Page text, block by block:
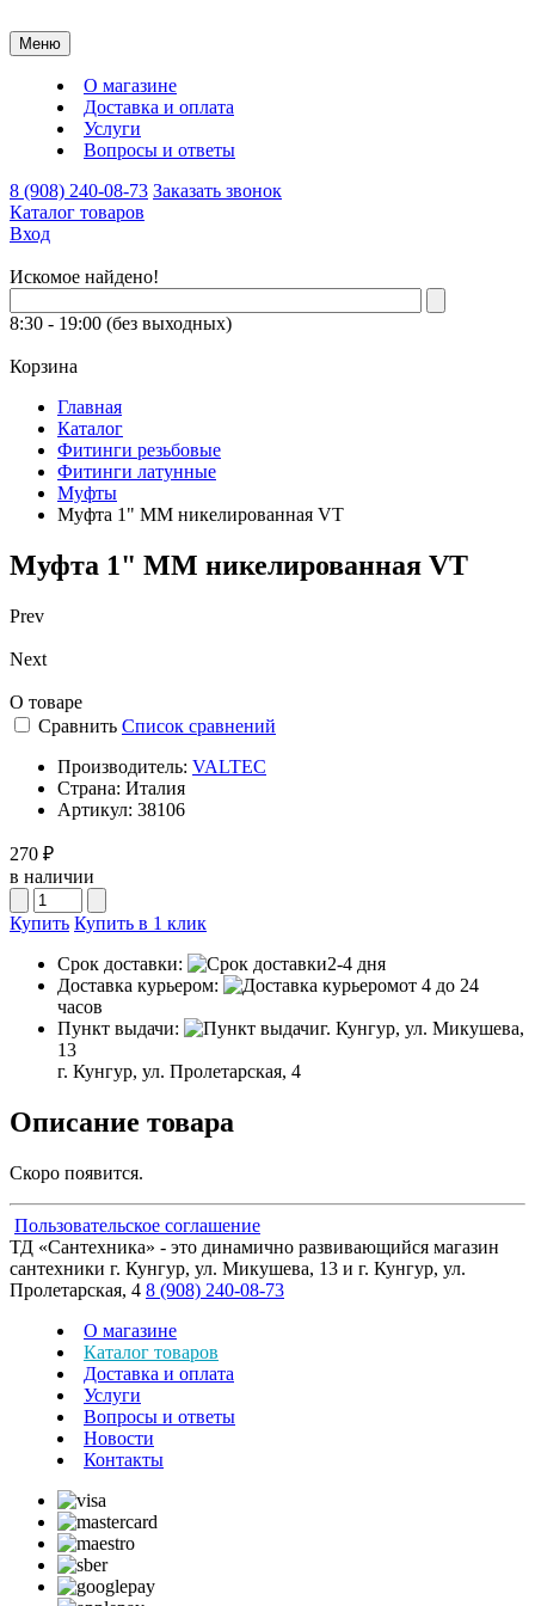
Меню
О магазине
Доставка и оплата
Услуги
Вопросы и ответы
8 (908) 240-08-73 Заказать звонок
Каталог товаров
Вход
Искомое найдено!
8:30 - 19:00 (без выходных)
Корзина
Главная
Каталог
Фитинги резьбовые
Фитинги латунные
Муфты
Муфта 1" ММ никелированная VT
Муфта 1" ММ никелированная VT
Prev
Next
О товаре
Сравнить Список сравнений
Производитель: VALTEC
Страна: Италия
Артикул: 38106
270 ₽
в наличии
Купить Купить в 1 клик
Срок доставки:
2-4 дня
Доставка курьером:
от 4 до 24
часов
Пункт выдачи:
г. Кунгур, ул. Микушева,
13
г. Кунгур, ул. Пролетарская, 4
Описание товара
Скоро появится.
Пользовательское соглашение
ТД «Сантехника» - это динамично развивающийся магазин
сантехники г. Кунгур, ул. Микушева, 13 и г. Кунгур, ул.
Пролетарская, 4 8 (908) 240-08-73
О магазине
Каталог товаров
Доставка и оплата
Услуги
Вопросы и ответы
Новости
Контакты